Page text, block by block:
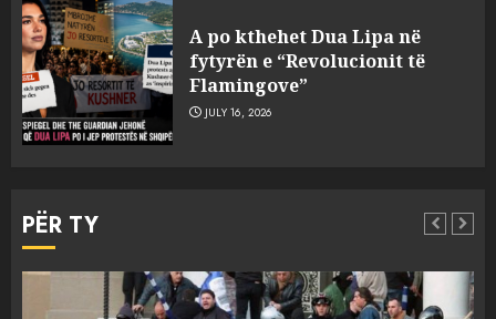
A po kthehet Dua Lipa në
fytyrën e “Revolucionit të
Flamingove”
JULY 16, 2026
PËR TY
4
zjarri një 38-vjeçar/ Kapet në
flagrancë autori i dyshuar në
Kavajë! (Emrat)
5